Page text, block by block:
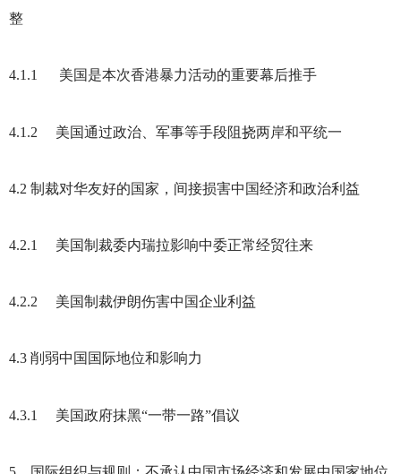
整
4.1.1 美国是本次香港暴力活动的重要幕后推手
4.1.2 美国通过政治、军事等手段阻挠两岸和平统一
4.2 制裁对华友好的国家，间接损害中国经济和政治利益
4.2.1 美国制裁委内瑞拉影响中委正常经贸往来
4.2.2 美国制裁伊朗伤害中国企业利益
4.3 削弱中国国际地位和影响力
4.3.1 美国政府抹黑“一带一路”倡议